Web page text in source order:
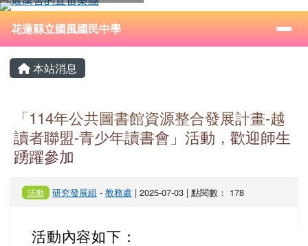
跳至主內容區
花蓮縣立國風國民中學
⏸
導覽列
花蓮縣立國風國民中學
主內容區域
本站消息
「114年公共圖書館資源整合發展計畫-越
讀者聯盟-青少年讀書會」活動，歡迎師生
踴躍參加
活動 研究發展組 - 教務處 | 2025-07-03 | 點閱數： 178
活動內容如下：
頁尾區域